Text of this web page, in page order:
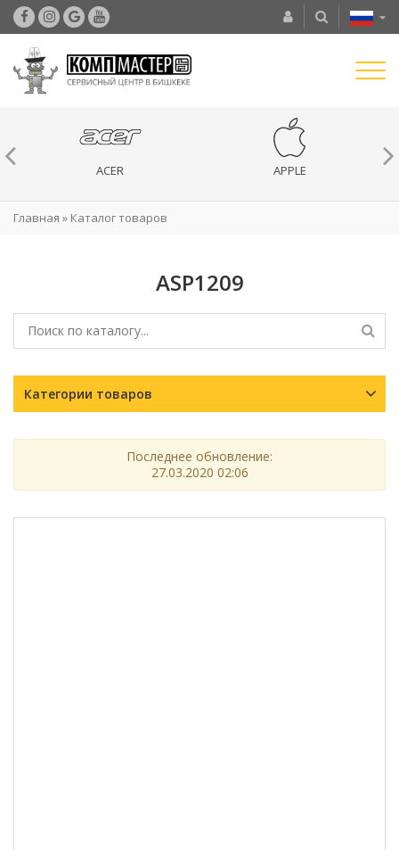
ACER APPLE
Главная » Каталог товаров
ASP1209
Категории товаров
Последнее обновление:
27.03.2020 02:06